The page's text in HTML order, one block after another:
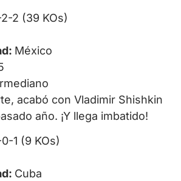
2 (39 KOs)
México
acabó con Vladimir Shishkin
año. ¡Y llega imbatido!
1 (9 KOs)
Cuba